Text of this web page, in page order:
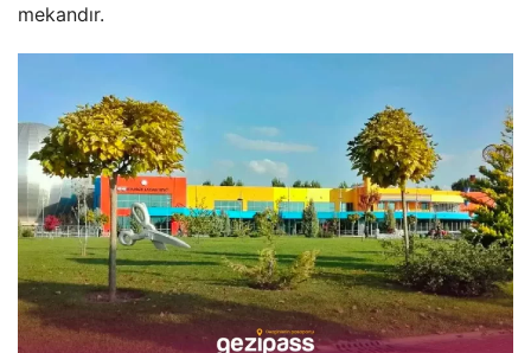
mekandır.